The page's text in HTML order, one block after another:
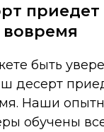
приедет
вовремя
быть
десерт
Наши
обучены